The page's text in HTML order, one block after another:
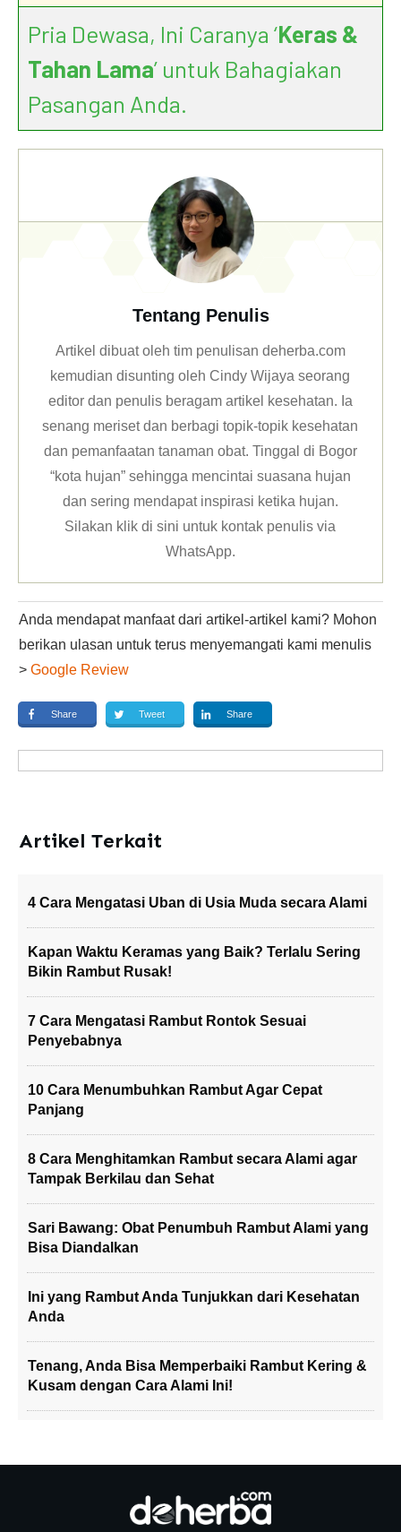
Pria Dewasa, Ini Caranya ‘Keras &
Tahan Lama’ untuk Bahagiakan
Pasangan Anda.
Tentang Penulis
Artikel dibuat oleh tim penulisan deherba.com
kemudian disunting oleh Cindy Wijaya seorang
editor dan penulis beragam artikel kesehatan. Ia
senang meriset dan berbagi topik-topik kesehatan
dan pemanfaatan tanaman obat. Tinggal di Bogor
“kota hujan” sehingga mencintai suasana hujan
dan sering mendapat inspirasi ketika hujan.
Silakan klikdi sini untuk kontak penulis via
WhatsApp.
Anda mendapat manfaat dari artikel-artikel kami? Mohon
berikan ulasan untuk terus menyemangati kami menulis
> Google Review
Share Tweet Share
Artikel Terkait
4 Cara Mengatasi Uban di Usia Muda secara Alami
Kapan Waktu Keramas yang Baik? Terlalu Sering
Bikin Rambut Rusak!
7 Cara Mengatasi Rambut Rontok Sesuai
Penyebabnya
10 Cara Menumbuhkan Rambut Agar Cepat
Panjang
8 Cara Menghitamkan Rambut secara Alami agar
Tampak Berkilau dan Sehat
Sari Bawang: Obat Penumbuh Rambut Alami yang
Bisa Diandalkan
Ini yang Rambut Anda Tunjukkan dari Kesehatan
Anda
Tenang, Anda Bisa Memperbaiki Rambut Kering &
Kusam dengan Cara Alami Ini!